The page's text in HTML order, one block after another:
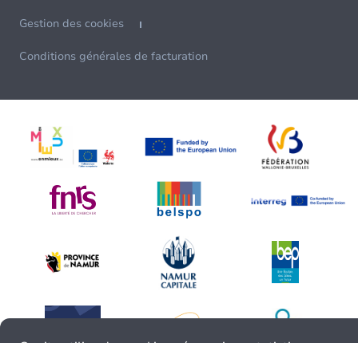
Gestion des cookies
Conditions générales de facturation